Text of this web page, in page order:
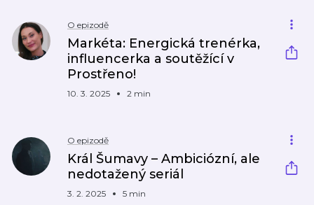
O epizodě
Markéta: Energická trenérka,
influencerka a soutěžící v
Prostřeno!
10. 3. 2025 2 min
O epizodě
Král Šumavy – Ambiciózní, ale
nedotažený seriál
3. 2. 2025 5 min